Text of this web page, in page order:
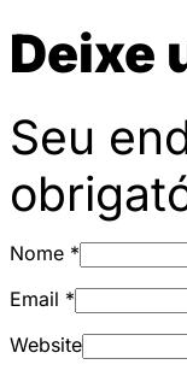
Deixe
Seu
Nome *
Email *
Website